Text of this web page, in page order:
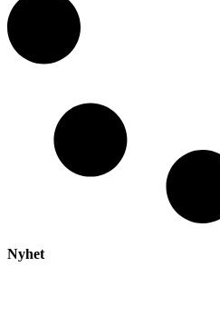
Nyhet